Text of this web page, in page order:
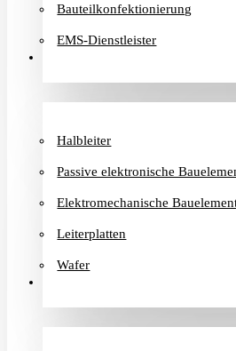
Bauteilkonfektionierung
EMS-Dienstleister
Halbleiter
Passive elektronische
Elektromechanische
Leiterplatten
Wafer